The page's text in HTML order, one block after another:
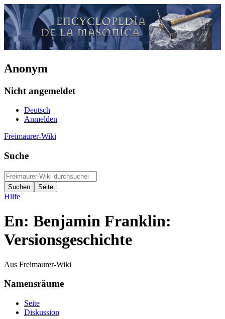
Anonym
Nicht angemeldet
Deutsch
Anmelden
Freimaurer-Wiki
Suche
Hilfe
En: Benjamin Franklin:
Versionsgeschichte
Aus Freimaurer-Wiki
Namensräume
Seite
Diskussion